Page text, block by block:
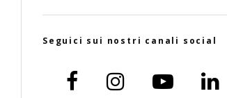
Seguici sui nostri canali social